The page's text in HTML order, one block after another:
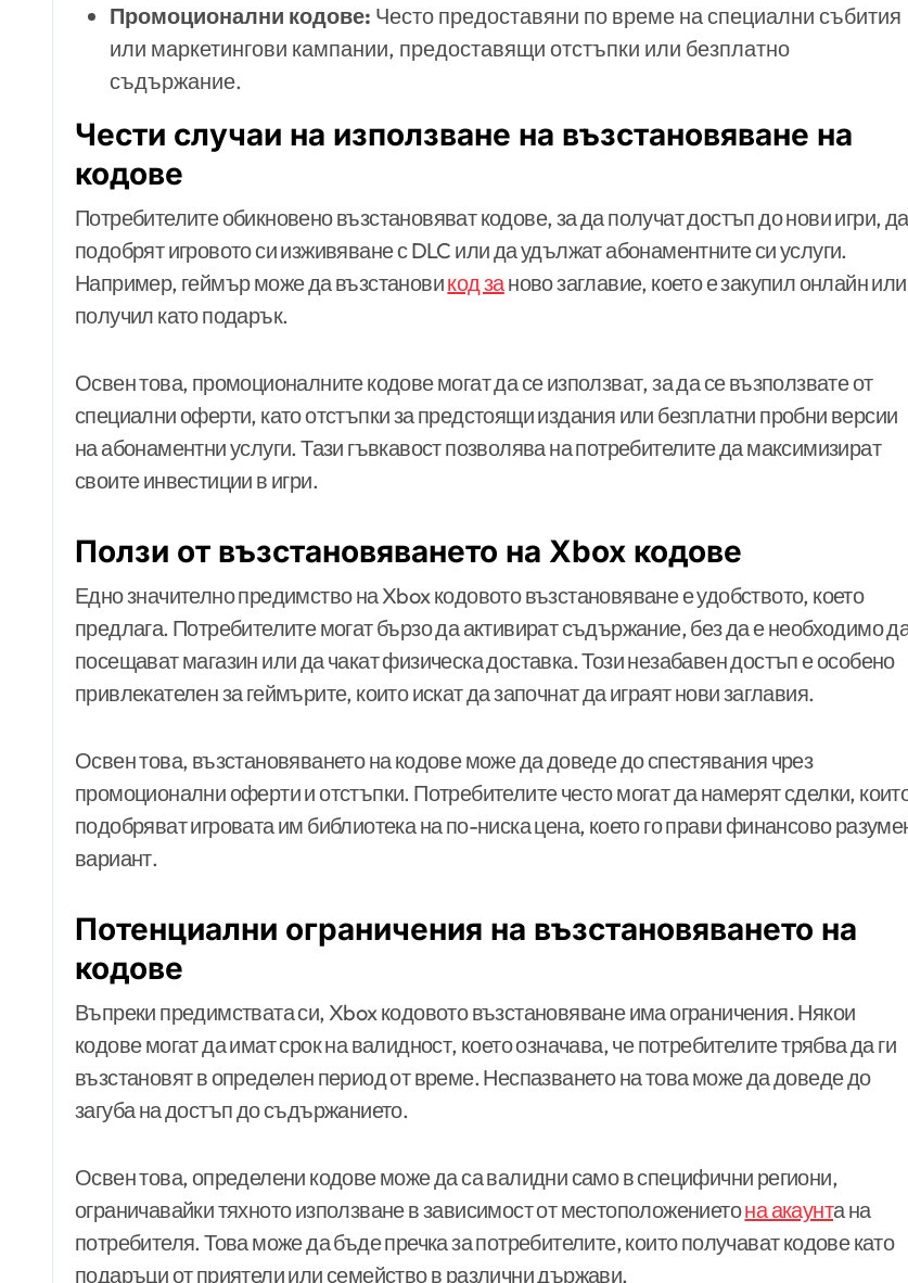
Промоционални кодове: Често предоставяни по време на специални събития
или маркетингови кампании, предоставящи отстъпки или безплатно
съдържание.
Чести случаи на използване на възстановяване на
кодове
Потребителите обикновено възстановяват кодове, за да получат достъп до нови игри, да
подобрят игровото си изживяване с DLC или да удължат абонаментните си услуги.
Например, геймър може да възстановикод заново заглавие, което е закупил онлайн или
получил като подарък.
Освен това, промоционалните кодове могат да се използват, за да се възползвате от
специални оферти, като отстъпки за предстоящи издания или безплатни пробни версии
на абонаментни услуги. Тази гъвкавост позволява на потребителите да максимизират
своите инвестиции в игри.
Ползи от възстановяването на Xbox кодове
Едно значително предимство на Xbox кодовото възстановяване е удобството, което
предлага. Потребителите могат бързо да активират съдържание, без да е необходимо
посещават магазин или да чакат физическа доставка. Този незабавен достъп е особено
привлекателен за геймърите, които искат да започнат да играят нови заглавия.
Освен това, възстановяването на кодове може да доведе до спестявания чрез
промоционални оферти и отстъпки. Потребителите често могат да намерят сделки,
подобряват игровата им библиотека на по-ниска цена, което го прави финансово
вариант.
Потенциални ограничения на възстановяването на
кодове
Въпреки предимствата си, Xbox кодовото възстановяване има ограничения. Някои
кодове могат да имат срок на валидност, което означава, че потребителите трябва да ги
възстановят в определен период от време. Неспазването на това може да доведе до
загуба на достъп до съдържанието.
Освен това, определени кодове може да са валидни само в специфични региони,
ограничавайки тяхното използване в зависимост от местоположениетона акаунта на
потребителя. Това може да бъде пречка за потребителите, които получават кодове като
подаръци от приятели или семейство в различни държави.